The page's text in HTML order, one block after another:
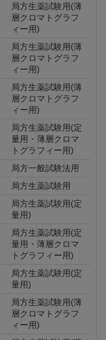
局方生薬試験用(薄
層クロマトグラフ
ィー用)
局方生薬試験用(薄
層クロマトグラフ
ィー用)
局方生薬試験用(薄
層クロマトグラフ
ィー用)
局方生薬試験用(定
量用・薄層クロマ
トグラフィー用)
局方一般試験法用
局方生薬試験用
局方生薬試験用(定
量用)
局方生薬試験用(定
量用・薄層クロマ
トグラフィー用)
局方生薬試験用(定
量用)
局方生薬試験用(薄
層クロマトグラフ
ィー用)